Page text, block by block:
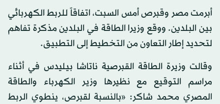
أبرمت مصر وقبرص أمس السبت، اتفاقاً للربط الكهربائي
بين البلدين. ووقع وزيرا الطاقة في البلدين مذكرة تفاهم
لتحديد إطار التعاون من التخطيط إلى التطبيق.
وقالت وزيرة الطاقة القبرصية ناتاشا بيليدس في أثناء
مراسم التوقيع مع نظيرها وزير الكهرباء والطاقة
المصري محمد شاكر: «بالنسبة لقبرص، ينطوي الربط